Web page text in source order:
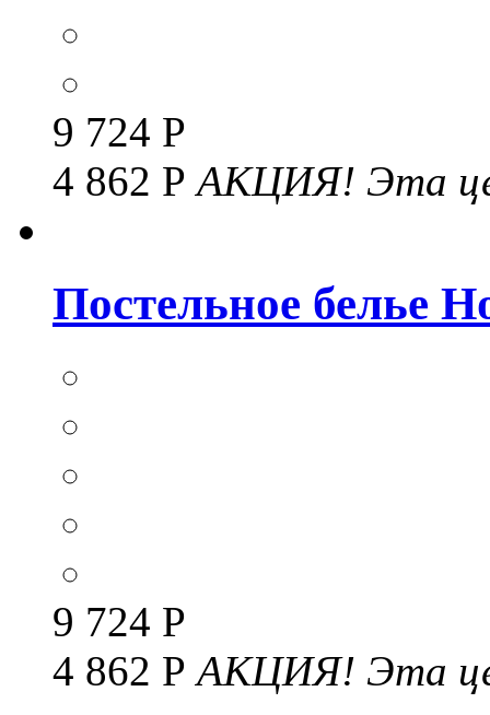
9 724 Р
4 862 РАКЦИЯ! Эта
Постельное белье
9 724 Р
4 862 РАКЦИЯ! Эта